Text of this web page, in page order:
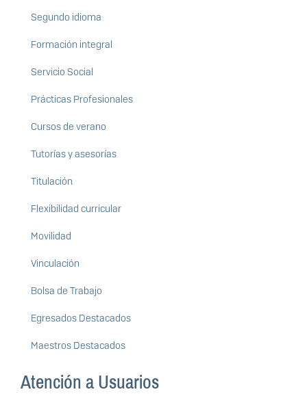
Segundo idioma
Formación integral
Servicio Social
Prácticas Profesionales
Cursos de verano
Tutorías y asesorías
Titulación
Flexibilidad curricular
Movilidad
Vinculación
Bolsa de Trabajo
Egresados Destacados
Maestros Destacados
Atención a Usuarios